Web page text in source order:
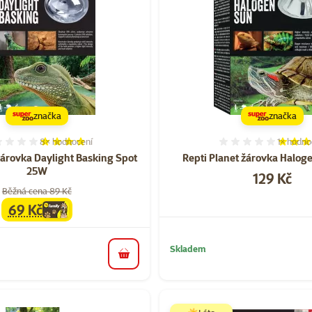
Daylight Basking Spot
25W
Hodnocení 75%, počet hodnocení: 8
8× hodnocení
Běžná cena 89 Kč
familycena
69 Kč
značka
do košíku
Repti Planet žárovka
1×
Cena
129 Kč
značka
Skladem